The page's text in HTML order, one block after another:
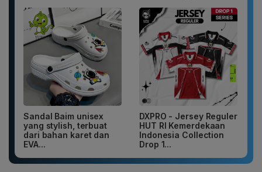
Sandal Baim unisex
yang stylish, terbuat
dari bahan karet dan
EVA...
DXPRO - Jersey Reguler
HUT RI Kemerdekaan
Indonesia Collection
Drop 1...